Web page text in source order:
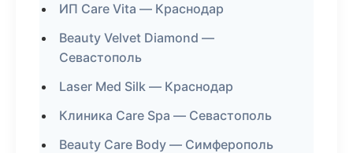
ИП Care Vita — Краснодар
Beauty Velvet Diamond —
Севастополь
Laser Med Silk — Краснодар
Клиника Care Spa — Севастополь
Beauty Care Body — Симферополь